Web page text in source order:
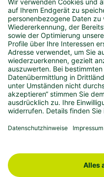
Downloads
Newsletter
Annahmestelle finden
Spielsperre
Dauertipp kündigen
Infos zum DLTB
Karriere
Presse
ImpressumDatenschutz
WIR HABEN DIE SPIELE. DU